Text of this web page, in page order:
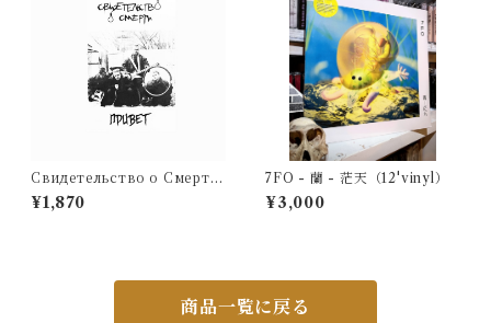
Свидетельство о Смерти
- Привет (CD)
¥1,870
7FO - 蘭 - 茫天（12'vinyl）
¥3,000
商品一覧に戻る